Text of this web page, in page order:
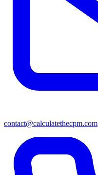
contact@calculatethecpm.com